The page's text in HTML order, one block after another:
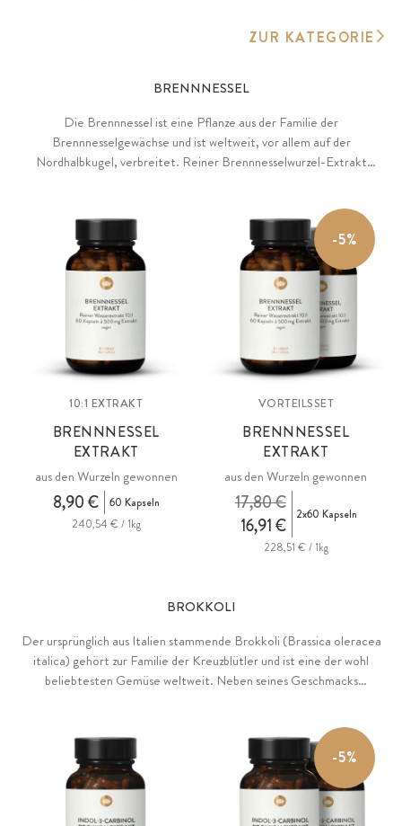
ZUR KATEGORIE
BRENNNESSEL
Die Brennnessel ist eine Pflanze aus der Familie der
Brennnesselgewächse und ist weltweit, vor allem auf der
Nordhalbkugel, verbreitet. Reiner Brennnesselwurzel-Extrakt
10:1 EXTRAKT
BRENNNESSEL
EXTRAKT
aus den Wurzeln gewonnen
8,90 €
60 Kapseln
240,54 € / 1kg
-5%
VORTEILSSET
BRENNNESSEL
EXTRAKT
aus den Wurzeln gewonnen
16,91 €
17,80 € 2x60 Kapseln
228,51 € / 1kg
BROKKOLI
Der ursprünglich aus Italien stammende Brokkoli (Brassica oleracea
italica) gehört zur Familie der Kreuzblütler und ist eine der wohl
beliebtesten Gemüse weltweit. Neben seines Geschmacks
-5%